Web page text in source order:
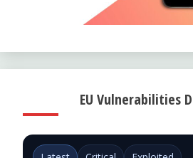
EU Vulnerabilities